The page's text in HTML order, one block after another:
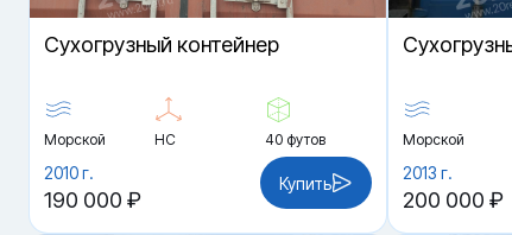
Cухогрузный контейнер
Морской HC 40 футов
2010 г.
190 000 ₽
Купить
Морской
2013 г.
200 000 ₽